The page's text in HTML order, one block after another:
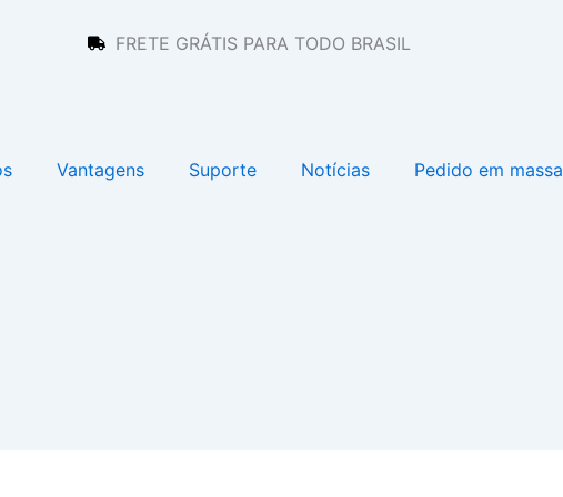
FRETE GRÁTIS PARA TODO BRASIL
Vantagens Suporte Notícias Pedido em massa